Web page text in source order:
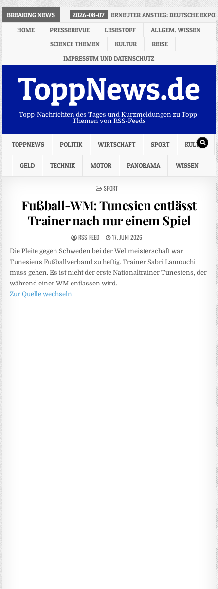
BREAKING NEWS 2026-08-07
ERNEUTER ANSTIEG: DEUTSCHE
HOME
PRESSEREVUE LESESTOFF
ALLGEM. WISSEN
SCIENCE THEMEN
KULTUR
REISE
IMPRESSUM UND DATENSCHUTZ
ToppNews.de
Topp-Nachrichten des Tages und Kurzmeldungen zu Topp-
Themen von RSS-Feeds
TOPPNEWS POLITIK WIRTSCHAFT SPORT KULTUR
GELD TECHNIK MOTOR PANORAMA WISSEN
POSTED
SPORT
Fußball-WM: Tunesien entlässt
Trainer nach nur einem Spiel
RSS-FEED 17. JUNI 2026
Die Pleite gegen Schweden bei der Weltmeisterschaft war
Tunesiens Fußballverband zu heftig. Trainer Sabri Lamouchi
muss gehen. Es ist nicht der erste Nationaltrainer Tunesiens, der
während einer WM entlassen wird.
Zur Quelle wechseln